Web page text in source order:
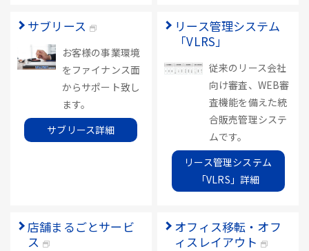
サブリース
お客様の事業環境
をファイナンス面
からサポート致し
ます。
サブリース詳細
リース管理システム
「VLRS」
従来のリース会社
向け審査、WEB審
査機能を備えた統
合販売管理システ
ムです。
リース管理システム
「VLRS」詳細
店舗まるごとサービ
ス
オフィス移転・オフ
ィスレイアウト